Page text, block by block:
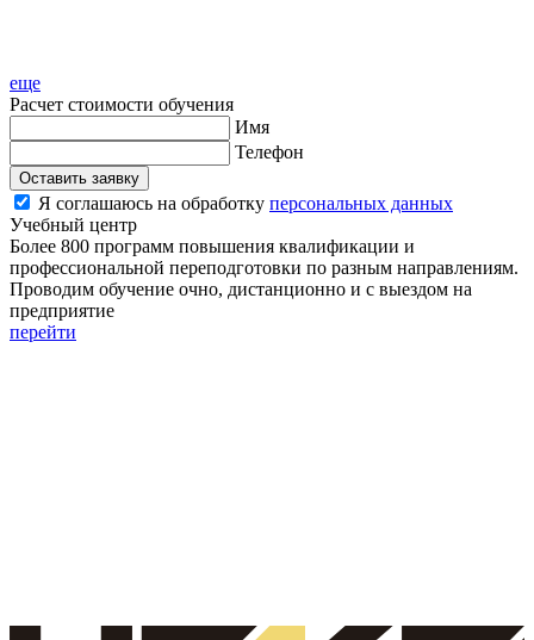
еще
Расчет стоимости обучения
Имя
Телефон
Оставить заявку
Я соглашаюсь на обработку персональных данных
Учебный центр
Более 800 программ повышения квалификации и
профессиональной переподготовки по разным направлениям.
Проводим обучение очно, дистанционно и с выездом на
предприятие
перейти